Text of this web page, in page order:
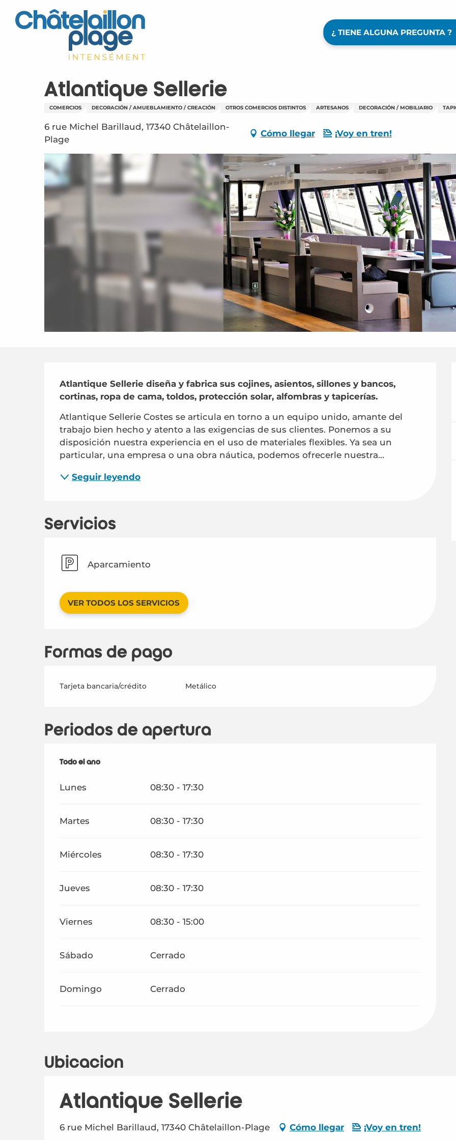
contenu
¿ TIENE ALGUNA PREGUNTA ?
Atlantique Sellerie
COMERCIOS DECORACIÓN / AMUEBLAMIENTO / CREACIÓN OTROS COMERCIOS DISTINTOS ARTESANOS DECORACIÓN / MOBILIARIO
6 rue Michel Barillaud, 17340 Châtelaillon-
Plage
Cómo llegar ¡Voy en tren!
Descripción
Atlantique Sellerie diseña y fabrica sus cojines, asientos, sillones y bancos,
cortinas, ropa de cama, toldos, protección solar, alfombras y tapicerías.
Atlantique Sellerie Costes se articula en torno a un equipo unido, amante del
trabajo bien hecho y atento a las exigencias de sus clientes. Ponemos a su
disposición nuestra experiencia en el uso de materiales flexibles. Ya sea un
particular, una empresa o una obra náutica, podemos ofrecerle nuestra...
Seguir leyendo
Servicios
Aparcamiento
VER TODOS LOS SERVICIOS
Formas de pago
Tarjeta bancaria/crédito Metálico
Periodos de apertura
Todo el año
Todo el año
Lunes 08:30 - 17:30
Martes 08:30 - 17:30
Miércoles 08:30 - 17:30
Jueves 08:30 - 17:30
Viernes 08:30 - 15:00
Sábado Cerrado
Domingo Cerrado
Ubicación
Atlantique Sellerie
6 rue Michel Barillaud, 17340 Châtelaillon-Plage Cómo llegar ¡Voy en tren!